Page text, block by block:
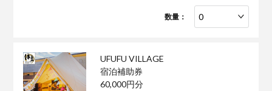
数量：
UFUFU VILLAGE
宿泊補助券
60,000円分